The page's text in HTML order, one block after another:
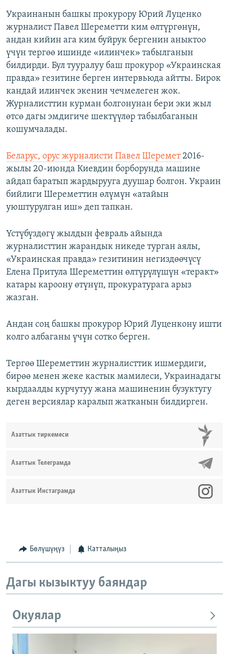
Украинанын башкы прокурору Юрий Луценко
журналист Павел Шереметти ким өлтүргөнүн,
андан кийин ага ким буйрук бергенин аныктоо
үчүн тергөө ишинде «илинчек» табылганын
билдирди. Бул тууралуу баш прокурор «Украинская
правда» гезитине берген интервьюда айтты. Бирок
кандай илинчек экенин чечмелеген жок.
Журналисттин курман болгонунан бери эки жыл
өтсө дагы эмдигиче шектүүлөр табылбаганын
кошумчалады.
Беларус, орус журналисти Павел Шеремет2016-
жылы 20-июнда Киевдин борборунда машине
айдап баратып жардырууга дуушар болгон. Украин
бийлиги Шереметтин өлүмүн «атайын
уюштурулган иш» деп тапкан.
Үстүбүздөгү жылдын февраль айында
журналисттин жарандык никеде турган аялы,
«Украинская правда» гезитинин негиздөөчүсү
Елена Притула Шереметтин өлтүрүлүшүн «теракт»
катары кароону өтүнүп, прокуратурага арыз
жазган.
Андан соң башкы прокурор Юрий Луценкону ишти
колго албаганы үчүн сотко берген.
Тергөө Шереметтин журналисттик ишмердиги,
бирөө менен жеке кастык мамилеси, Украинадагы
кырдаалды курчутуу жана машиненин бузуктугу
деген версиялар каралып жатканын билдирген.
Азаттык тиркемеси
Азаттык Телеграмда
Азаттык Инстаграмда
Бөлүшүңүз Катталыңыз
Дагы кызыктуу баяндар
Окуялар